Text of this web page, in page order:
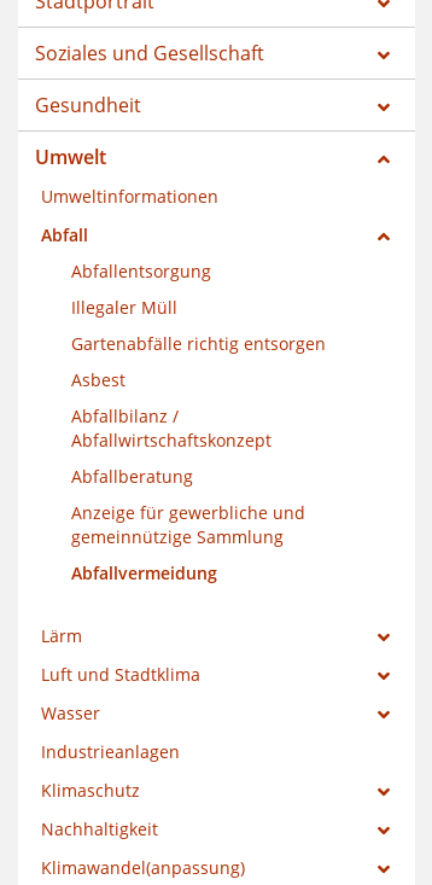
Soziales und Gesellschaft
Gesundheit
Umwelt
Umweltinformationen
Abfall
Abfallentsorgung
Illegaler Müll
Gartenabfälle richtig entsorgen
Asbest
Abfallbilanz /
Abfallwirtschaftskonzept
Abfallberatung
Anzeige für gewerbliche und
gemeinnützige Sammlung
Abfallvermeidung
Lärm
Luft und Stadtklima
Wasser
Industrieanlagen
Klimaschutz
Nachhaltigkeit
Klimawandel(anpassung)